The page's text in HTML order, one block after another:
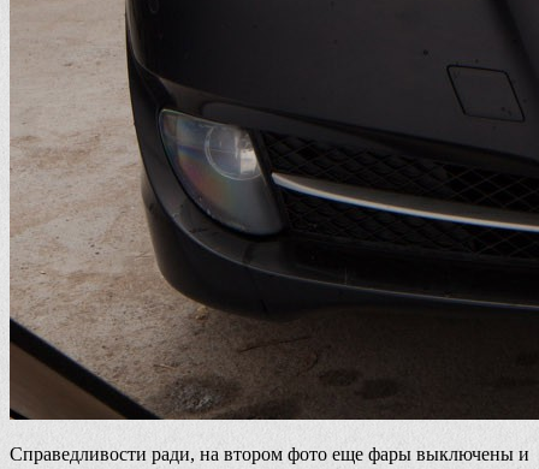
Справедливости ради, на втором фото еще фары выключены и